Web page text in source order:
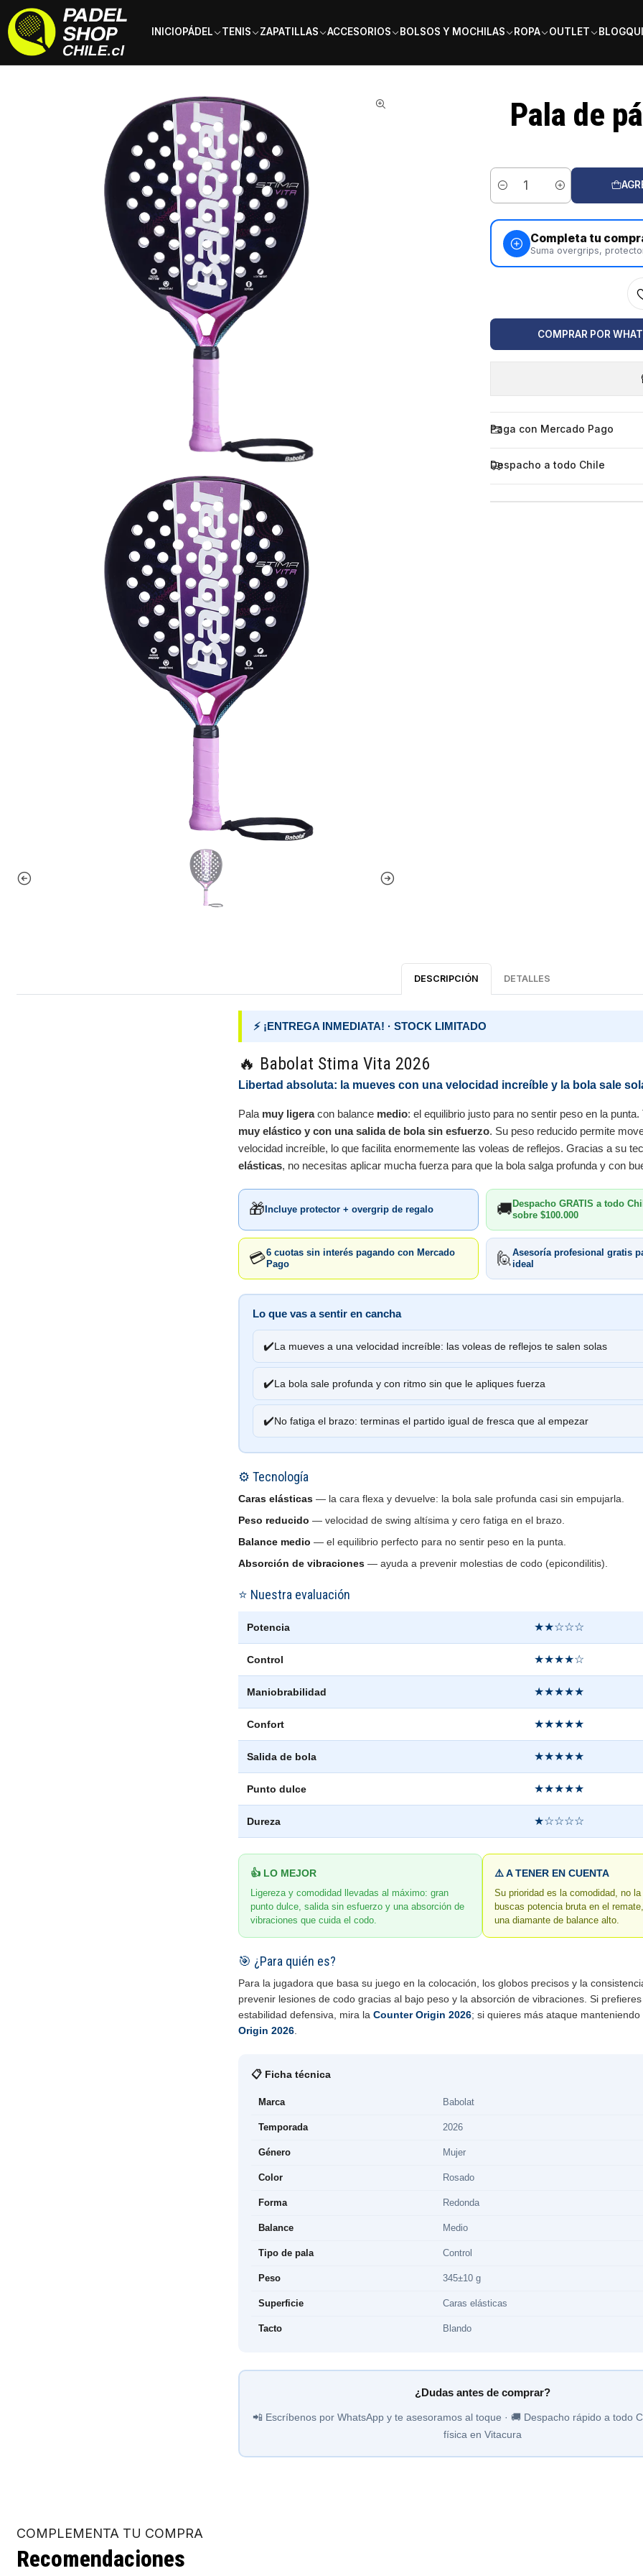
INICIOPÁDEL TENIS ZAPATILLAS ACCESORIOS BOLSOS Y MOCHILAS ROPA OUTLET BLOG
Inicio Palas de pádel Tipo de Pala
Pala de
Cantidad
Completa tu
Suma overgrips,
COMPRAR POR
Paga con Mercado Pago
Despacho a todo Chile
DESCRIPCIÓN DETALLES
⚡ ¡ENTREGA INMEDIATA! · STOCK LIMITADO
🔥 Babolat Stima Vita 2026
Libertad absoluta: la mueves con una velocidad increíble y la bola sale
Pala muy ligeracon balance medio: el equilibrio justo para no sentir peso en la punta.
muy elástico y con una salida de bola sin esfuerzo. Su peso reducido permite
velocidad increíble, lo que facilita enormemente las voleas de reflejos. Gracias a su
elásticas, no necesitas aplicar mucha fuerza para que la bola salga profunda y con
🎁 Incluye protector + overgrip de regalo 🚚 Despacho GRATIS a todo
sobre $100.000
💳6 cuotas sin interés pagando con Mercado
Pago
🙋 Asesoría profesional gratis
ideal
Lo que vas a sentir en cancha
✔️La mueves a una velocidad increíble: las voleas de reflejos te salen solas
✔️La bola sale profunda y con ritmo sin que le apliques fuerza
✔️No fatiga el brazo: terminas el partido igual de fresca que al empezar
⚙️ Tecnología
Caras elásticas — la cara flexa y devuelve: la bola sale profunda casi sin empujarla.
Peso reducido — velocidad de swing altísima y cero fatiga en el brazo.
Balance medio — el equilibrio perfecto para no sentir peso en la punta.
Absorción de vibraciones — ayuda a prevenir molestias de codo (epicondilitis).
⭐ Nuestra evaluación
Potencia ★★☆☆☆
Control ★★★★☆
Maniobrabilidad ★★★★★
Confort ★★★★★
Salida de bola ★★★★★
Punto dulce ★★★★★
Dureza ★☆☆☆☆
👍 LO MEJOR
Ligereza y comodidad llevadas al máximo: gran
punto dulce, salida sin esfuerzo y una absorción de
vibraciones que cuida el codo.
⚠️ A TENER EN CUENTA
Su prioridad es la comodidad, no
buscas potencia bruta en el
una diamante de balance alto.
🎯 ¿Para quién es?
Para la jugadora que basa su juego en la colocación, los globos precisos y la
prevenir lesiones de codo gracias al bajo peso y la absorción de vibraciones. Si
estabilidad defensiva, mira la Counter Origin 2026; si quieres más ataque manteniendo
Origin 2026
📋 Ficha técnica
Marca Babolat
Temporada 2026
Género Mujer
Color Rosado
Forma Redonda
Balance Medio
Tipo de pala Control
Peso 345±10 g
Superficie Caras elásticas
Tacto Blando
¿Dudas antes de comprar?
📲 Escríbenos por WhatsApp y te asesoramos al toque · 🚚 Despacho rápido a todo
física en Vitacura
COMPLEMENTA TU COMPRA
Recomendaciones